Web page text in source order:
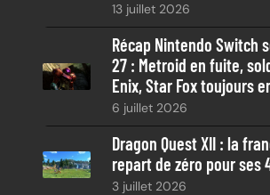
13 juillet 2026
Récap Nintendo Switch
27 : Metroid en fuite,
Enix, Star Fox toujours
6 juillet 2026
Dragon Quest XII : la
repart de zéro pour ses
3 juillet 2026